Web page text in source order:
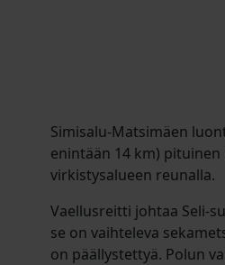
Simisalu-Matsimäen
enintään 14 km) pituinen
virkistysalueen reunalla.
Vaellusreitti johtaa Seli-
se on vaihteleva
on päällystettyä. Polun